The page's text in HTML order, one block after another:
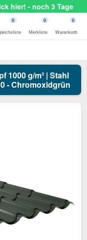
hier! - noch 3 Tage
0 0
Merkliste
0
Warenkorb
1000 g/m² | Stahl
- Chromoxidgrün